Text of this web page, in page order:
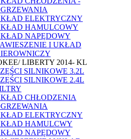
ELEKTRYCZNY
HAMULCOWY
NAPĘDOWY
I UKŁAD
LIBERTY 2014- KL
SILNIKOWE 3.2L
SILNIKOWE 2.4L
CHŁODZENIA
ELEKTRYCZNY
HAMULCWY
NAPĘDOWY